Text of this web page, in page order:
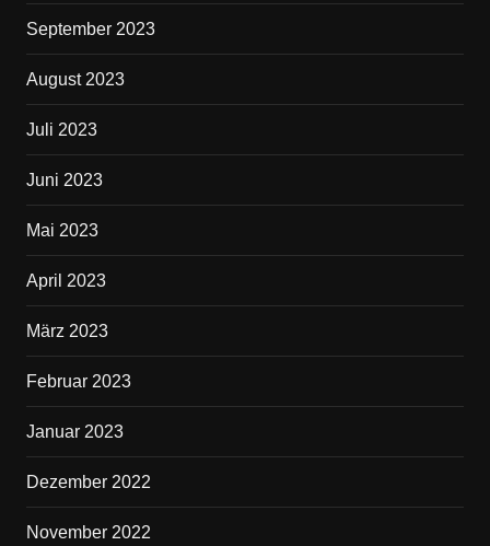
September 2023
August 2023
Juli 2023
Juni 2023
Mai 2023
April 2023
März 2023
Februar 2023
Januar 2023
Dezember 2022
November 2022